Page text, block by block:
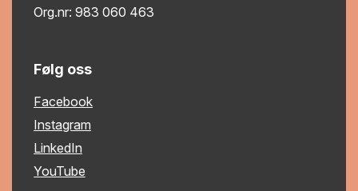
Org.nr: 983 060 463
Følg oss
Facebook
Instagram
LinkedIn
YouTube